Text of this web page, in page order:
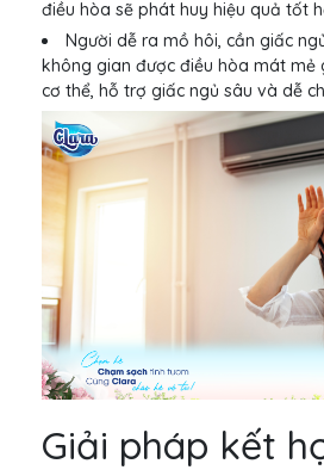
điều hòa sẽ phát huy hiệu quả tốt
Người dễ ra mồ hôi, cần giấc
không gian được điều hòa mát mẻ
cơ thể, hỗ trợ giấc ngủ sâu và dễ
Giải pháp kết